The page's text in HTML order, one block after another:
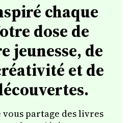
chaque
dose de
jeunesse, de
et de
vous partage des livres